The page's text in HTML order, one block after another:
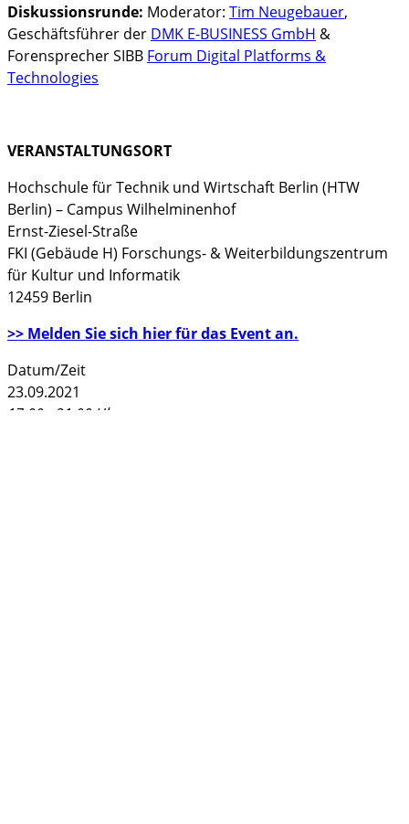
Diskussionsrunde: Moderator: Tim Neugebauer,
Geschäftsführer der DMK E-BUSINESS GmbH &
Forensprecher SIBB Forum Digital Platforms &
Technologies
VERANSTALTUNGSORT
Hochschule für Technik und Wirtschaft Berlin (HTW
Berlin) – Campus Wilhelminenhof
Ernst-Ziesel-Straße
FKI (Gebäude H) Forschungs- & Weiterbildungszentrum
für Kultur und Informatik
12459 Berlin
>> Melden Sie sich hier für das Event an.
Datum/Zeit
23.09.2021
17:00 - 21:00 Uhr